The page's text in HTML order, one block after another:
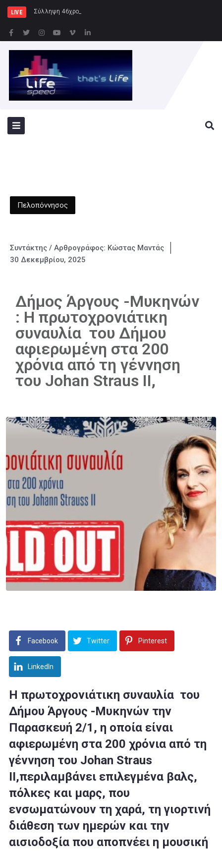
LIVE Σύλληψη 46χρονης για παράβαση της ν
Πελοπόννησος
Συντάκτης / Αρθρογράφος: Κώστας Μαντάς
30 Δεκεμβρίου, 2025
Δήμος Άργους -Μυκηνών
: Η πρωτοχρονιάτικη
συναυλία του Δήμου
αφιερωμένη στα 200
χρόνια από τη γέννηση
του Johan Straus II,
Facebook Twitter Pinterest
LinkedIn
Η πρωτοχρονιάτικη συναυλία του
Δήμου Άργους -Μυκηνών την
Παρασκευή 2/1, η οποία είναι
αφιερωμένη στα 200 χρόνια από τη
γέννηση του Johan Straus
II,περιλαμβάνει επιλεγμένα βαλς,
πόλκες και μαρς, που
ενσωματώνουν τη χαρά, τη γιορτινή
διάθεση των ημερών και την
αισιοδοξία που αποπνέει η μουσική